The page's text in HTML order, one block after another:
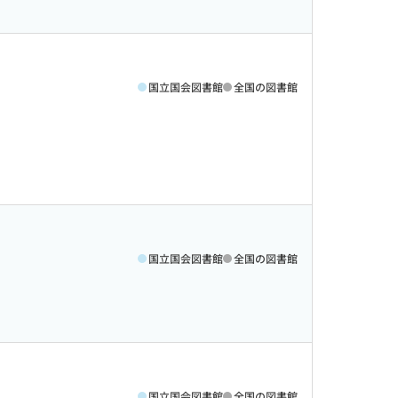
国立国会図書館 全国の図書館
国立国会図書館 全国の図書館